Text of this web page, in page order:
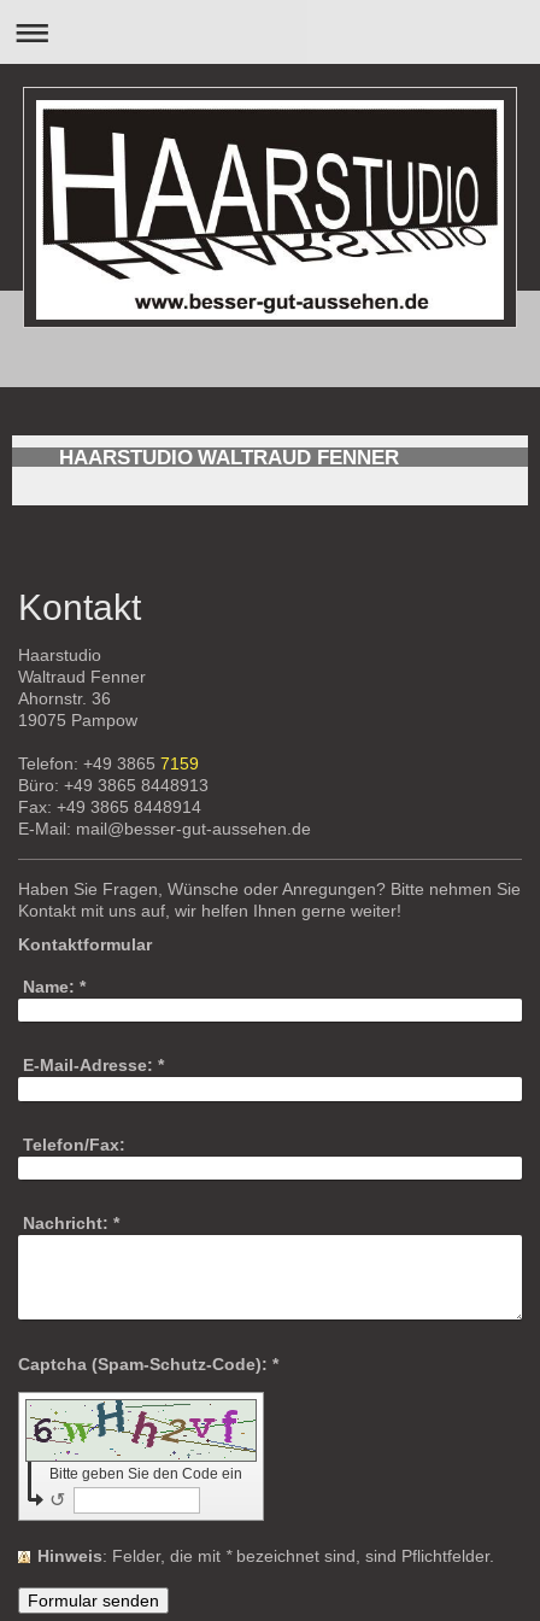
HAARSTUDIO WALTRAUD FENNER
Kontakt
Haarstudio
Waltraud Fenner
Ahornstr. 36
19075 Pampow
Telefon: +49 3865 7159
Büro: +49 3865 8448913
Fax: +49 3865 8448914
E-Mail: mail@besser-gut-aussehen.de
Haben Sie Fragen, Wünsche oder Anregungen? Bitte nehmen Sie
Kontakt mit uns auf, wir helfen Ihnen gerne weiter!
Kontaktformular
Name: *
E-Mail-Adresse: *
Telefon/Fax:
Nachricht: *
Captcha (Spam-Schutz-Code): *
Bitte geben Sie den Code ein
↺
Hinweis : Felder, die mit *bezeichnet sind, sind Pflichtfelder.